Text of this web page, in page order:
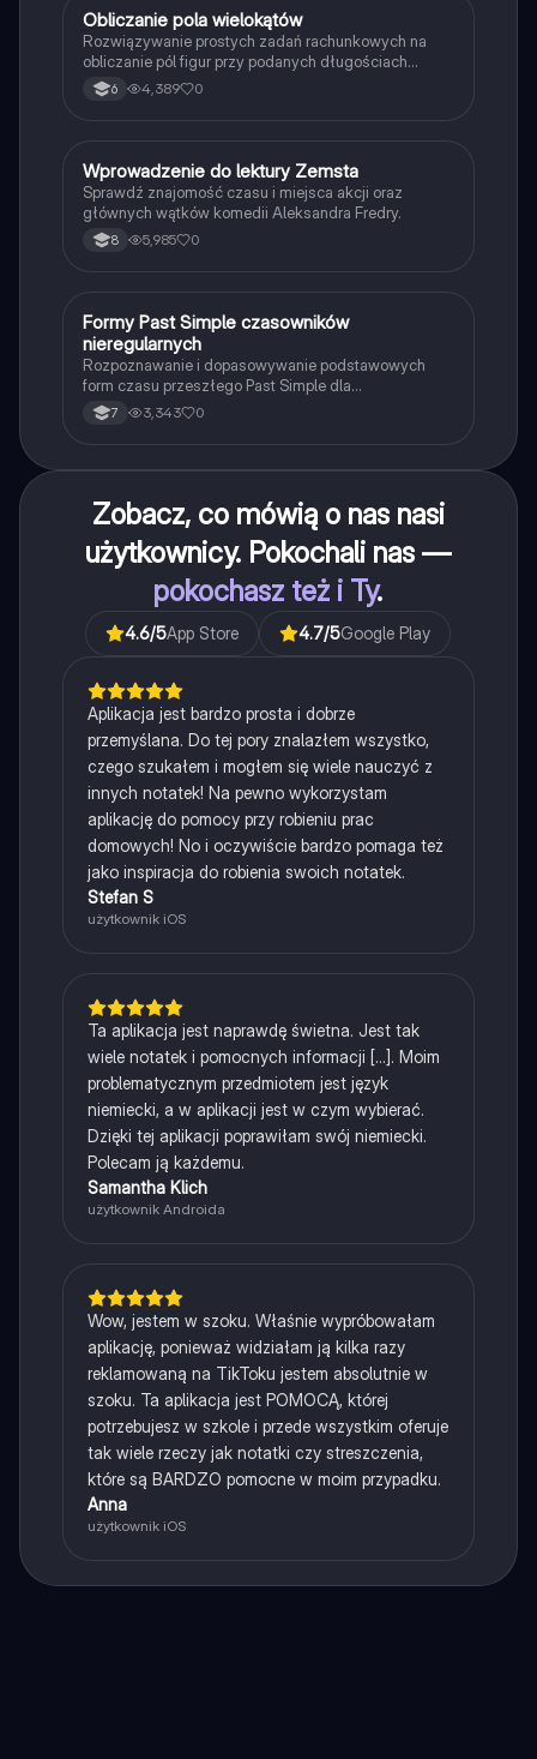
OMatematyka
Obliczanie pola wielokątów
Rozwiązywanie prostych zadań rachunkowych na
obliczanie pól figur przy podanych długościach
boków i wysokości.
6 4,389 0
WJęzyk polski
Wprowadzenie do lektury Zemsta
Sprawdź znajomość czasu i miejsca akcji oraz
głównych wątków komedii Aleksandra Fredry.
8 5,985 0
FJęzyk angielski
Formy Past Simple czasowników
nieregularnych
Rozpoznawanie i dopasowywanie podstawowych
form czasu przeszłego Past Simple dla
najpopularniejszych czasowników nieregularnych.
7 3,343 0
Zobacz, co mówią o nas nasi
użytkownicy. Pokochali nas —
pokochasz też i Ty.
4.6/5App Store 4.7/5Google Play
Aplikacja jest bardzo prosta i dobrze
przemyślana. Do tej pory znalazłem wszystko,
czego szukałem i mogłem się wiele nauczyć z
innych notatek! Na pewno wykorzystam
aplikację do pomocy przy robieniu prac
domowych! No i oczywiście bardzo pomaga też
jako inspiracja do robienia swoich notatek.
Stefan S
użytkownik iOS
Ta aplikacja jest naprawdę świetna. Jest tak
wiele notatek i pomocnych informacji [...]. Moim
problematycznym przedmiotem jest język
niemiecki, a w aplikacji jest w czym wybierać.
Dzięki tej aplikacji poprawiłam swój niemiecki.
Polecam ją każdemu.
Samantha Klich
użytkownik Androida
Wow, jestem w szoku. Właśnie wypróbowałam
aplikację, ponieważ widziałam ją kilka razy
reklamowaną na TikToku jestem absolutnie w
szoku. Ta aplikacja jest POMOCĄ, której
potrzebujesz w szkole i przede wszystkim oferuje
tak wiele rzeczy jak notatki czy streszczenia,
które są BARDZO pomocne w moim przypadku.
Anna
użytkownik iOS